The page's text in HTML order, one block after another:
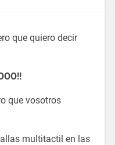
que quiero decir
que vosotros
multitactil en las